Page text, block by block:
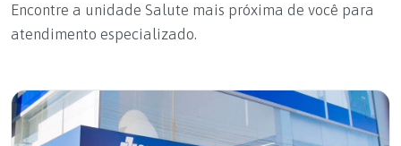
Encontre a unidade Salute mais próxima de você para
atendimento especializado.